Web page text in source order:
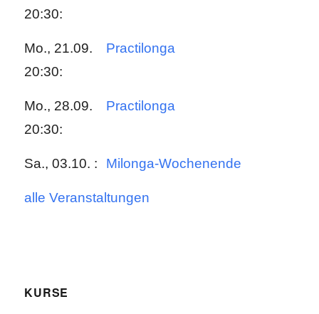
20:30:
Mo., 21.09.
20:30:
Practilonga
Mo., 28.09.
20:30:
Practilonga
Sa., 03.10. : Milonga-Wochenende
alle Veranstaltungen
KURSE